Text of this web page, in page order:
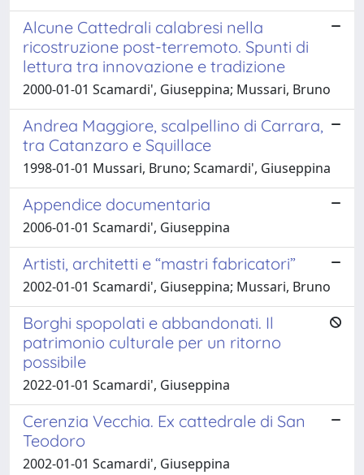
Alcune Cattedrali calabresi nella
ricostruzione post-terremoto. Spunti di
lettura tra innovazione e tradizione
2000-01-01 Scamardi', Giuseppina; Mussari, Bruno
Andrea Maggiore, scalpellino di Carrara,
tra Catanzaro e Squillace
1998-01-01 Mussari, Bruno; Scamardi', Giuseppina
Appendice documentaria
2006-01-01 Scamardi', Giuseppina
Artisti, architetti e “mastri fabricatori”
2002-01-01 Scamardi', Giuseppina; Mussari, Bruno
Borghi spopolati e abbandonati. Il
patrimonio culturale per un ritorno
possibile
2022-01-01 Scamardi', Giuseppina
Cerenzia Vecchia. Ex cattedrale di San
Teodoro
2002-01-01 Scamardi', Giuseppina